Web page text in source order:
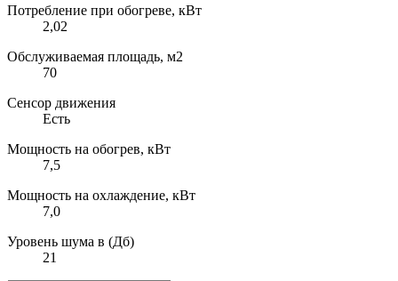
Потребление при обогреве, кВт
2,02
Обслуживаемая площадь, м2
70
Сенсор движения
Есть
Мощность на обогрев, кВт
7,5
Мощность на охлаждение, кВт
7,0
Уровень шума в (Дб)
21